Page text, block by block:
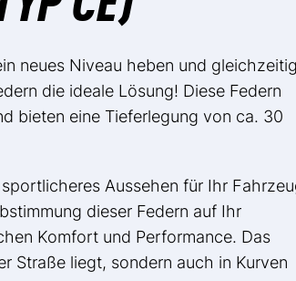
neues Niveau heben und
die ideale Lösung! Diese Federn
bieten eine Tieferlegung von ca. 30
Aussehen für Ihr
dieser Federn auf Ihr
Komfort und Performance. Das
Straße liegt, sondern auch in Kurven